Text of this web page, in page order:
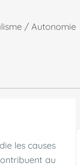
/ Autonomie
les causes
au